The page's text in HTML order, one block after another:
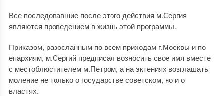
Все последовавшие после этого действия м.Сергия
являются проведением в жизнь этой программы.
Приказом, разосланным по всем приходам г.Москвы и по
епархиям, м.Сергий предписал возносить свое имя вместе
с местоблюстителем м.Петром, а на эктениях возглашать
моление не только о государстве советском, но и о
властях.